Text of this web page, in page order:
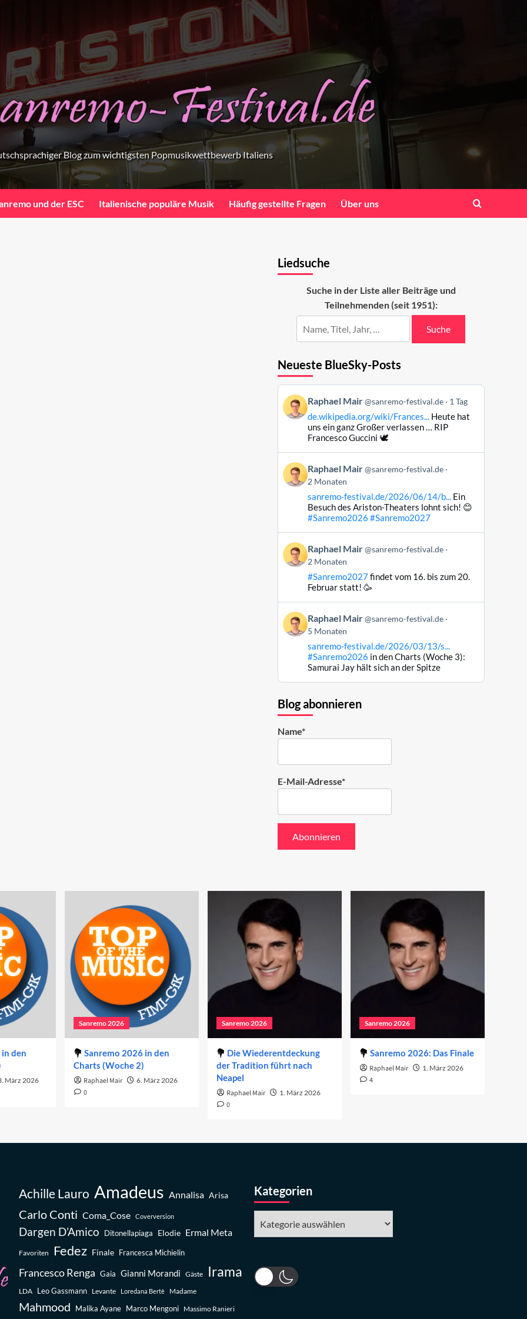
Blog zum wichtigsten Popmusikwettbewerb Italiens
und der ESC Italienische populäre Musik Häufig gestellte Fragen Über uns
Liedsuche
Suche in der Liste aller Beiträge und
Teilnehmenden (seit 1951):
Suche
Neueste BlueSky-Posts
Beitrag
von
Raphael
ansehen
Raphael Mair @sanremo-festival.de 1 Tag
de.wikipedia.org/wiki/Frances...Heute hat
uns ein ganz Großer verlassen … RIP
Francesco Guccini 🕊️
Beitrag
von
Raphael
Raphael Mair @sanremo-festival.de
2 Monaten
sanremo-festival.de/2026/06/14/b...Ein
Besuch des Ariston-Theaters lohnt sich! 😊
#Sanremo2026 #Sanremo2027
Beitrag
von
Raphael
Bluesky
ansehen
Raphael Mair @sanremo-festival.de
2 Monaten
#Sanremo2027findet vom 16. bis zum 20.
Februar statt! 🥳
Beitrag
von
Raphael
Raphael Mair @sanremo-festival.de
5 Monaten
sanremo-festival.de/2026/03/13/s...
#Sanremo2026 in den Charts (Woche 3):
Samurai Jay hält sich an der Spitze
Blog abonnieren
Name*
E-Mail-Adresse*
den
März 2026
Sanremo 2026
Sanremo 2026 in den
Charts (Woche 2)
Raphael Mair 6. März 2026
0
Sanremo 2026
Die Wiederentdeckung
der Tradition führt nach
Neapel
Raphael Mair 1. März 2026
0
Sanremo 2026
Sanremo 2026: Das Finale
Raphael Mair 1. März 2026
4
Achille Lauro Amadeus Annalisa Arisa
Carlo Conti Coma_Cose Coverversion
Dargen D’Amico Ditonellapiaga Elodie Ermal Meta
Favoriten Fedez Finale Francesca Michielin
Francesco Renga Gaia Gianni Morandi Gäste Irama
LDA Leo Gassmann Levante Loredana Bertè Madame
Mahmood Malika Ayane Marco Mengoni Massimo Ranieri
Kategorien